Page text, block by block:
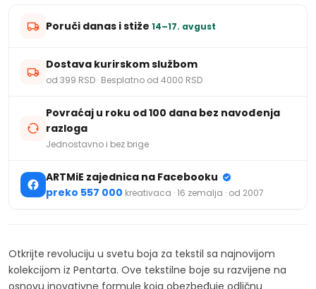
Poruči danas i stiže 14–17. avgust
Dostava kurirskom službom
od 399 RSD · Besplatno od 4000 RSD
Povraćaj u roku od 100 dana bez navođenja
razloga
Jednostavno i bez brige
ARTMiE zajednica na Facebooku
preko 557 000 kreativaca · 16 zemalja · od 2007
Otkrijte revoluciju u svetu boja za tekstil sa najnovijom
kolekcijom iz Pentarta. Ove tekstilne boje su razvijene na
osnovu inovativne formule koja obezbeđuje odličnu